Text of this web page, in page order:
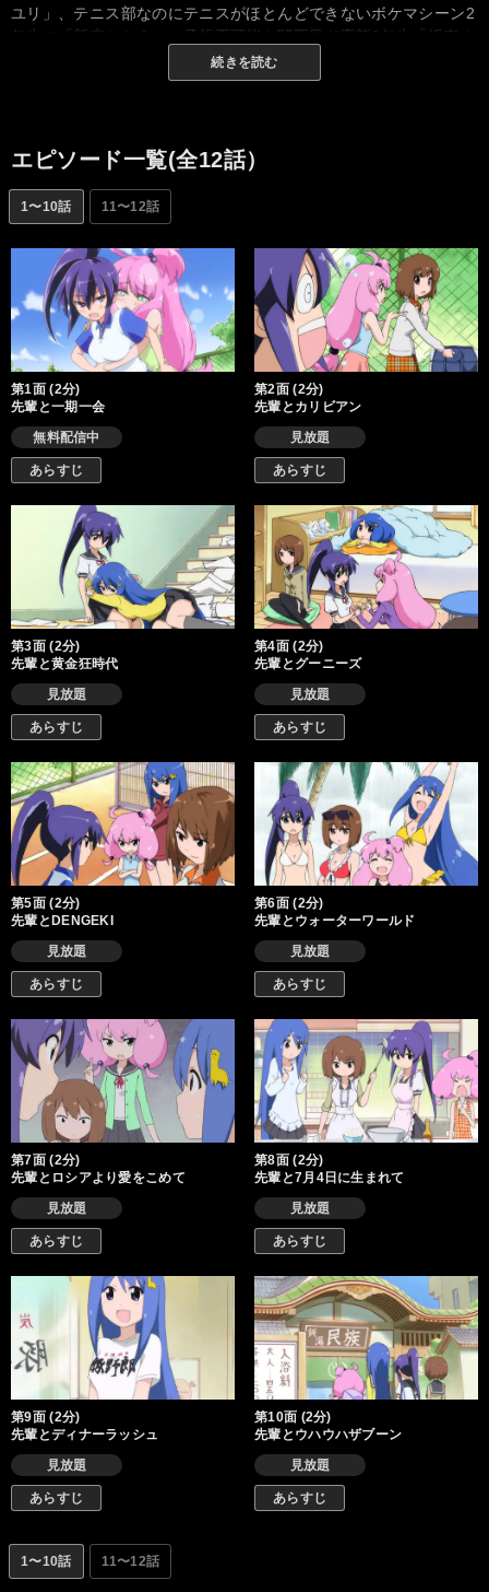
ユリ」、テニス部なのにテニスがほとんどできないボケマシーン2
年生の「新庄かなえ」、予想不可能な関西風ド変態2年生「坂東ま
りも」、何でもお金で解決しちゃう謎多き天然お嬢様2年生「高宮
なすの」。今日も明日も明後日も、4人揃っても揃わなくても爆笑
続きを読む
エピソード一覧(全12話）
1〜10話 11〜12話
第1面 (2分)
先輩と一期一会
無料配信中
あらすじ
第2面 (2分)
先輩とカリビアン
見放題
あらすじ
第3面 (2分)
先輩と黄金狂時代
見放題
あらすじ
第4面 (2分)
先輩とグーニーズ
見放題
あらすじ
第5面 (2分)
先輩とDENGEKI
見放題
あらすじ
第6面 (2分)
先輩とウォーターワールド
見放題
あらすじ
第7面 (2分)
先輩とロシアより愛をこめて
見放題
あらすじ
第8面 (2分)
先輩と7月4日に生まれて
見放題
あらすじ
第9面 (2分)
先輩とディナーラッシュ
見放題
あらすじ
第10面 (2分)
先輩とウハウハザブーン
見放題
あらすじ
1〜10話 11〜12話